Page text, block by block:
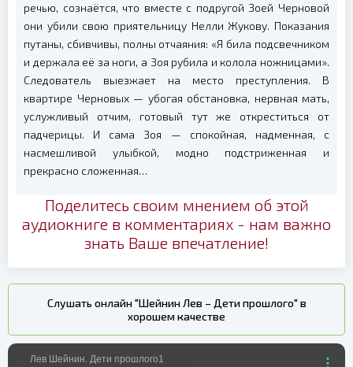
речью, сознаётся, что вместе с подругой Зоей Черновой
они убили свою приятельницу Нелли Жукову. Показания
путаны, сбивчивы, полны отчаяния: «Я била подсвечником
и держала её за ноги, а Зоя рубила и колола ножницами».
Следователь выезжает на место преступления. В
квартире Черновых — убогая обстановка, нервная мать,
услужливый отчим, готовый тут же откреститься от
падчерицы. И сама Зоя — спокойная, надменная, с
насмешливой улыбкой, модно подстриженная и
прекрасно сложенная…
Поделитесь своим мнением об этой
аудиокниге в комментариях - нам важно
знать Ваше впечатление!
Слушать онлайн "Шейнин Лев – Дети прошлого" в
хорошем качестве
Лев Шейнин. Дети прошлого1